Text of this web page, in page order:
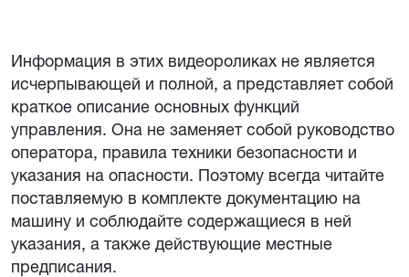
Информация в этих видеороликах не является
исчерпывающей и полной, а представляет собой
краткое описание основных функций
управления. Она не заменяет собой руководство
оператора, правила техники безопасности и
указания на опасности. Поэтому всегда читайте
поставляемую в комплекте документацию на
машину и соблюдайте содержащиеся в ней
указания, а также действующие местные
предписания.